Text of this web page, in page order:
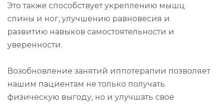
Это также способствует укреплению мышц
спины и ног, улучшению равновесия и
развитию навыков самостоятельности и
уверенности.
Возобновление занятий иппотерапии позволяет
нашим пациентам не только получать
физическую выгоду, но и улучшать свое